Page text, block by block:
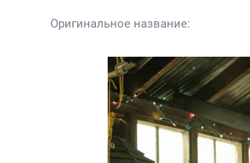
Оригинальное название: